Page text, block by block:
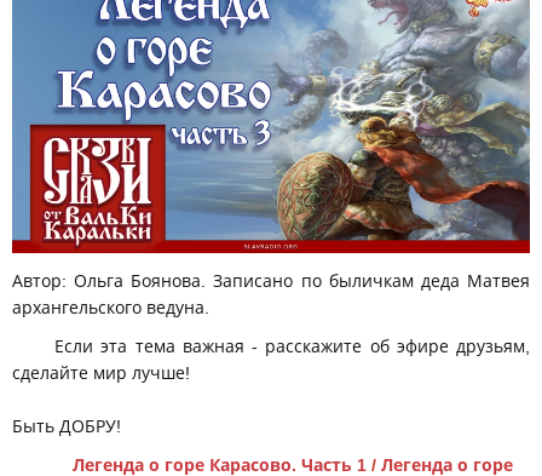
Автор: Ольга Боянова. Записано по быличкам деда Матвея
архангельского ведуна.
Если эта тема важная - расскажите об эфире друзьям,
сделайте мир лучше!
Быть ДОБРУ!
Легенда о горе Карасово. Часть 1 / Легенда о горе